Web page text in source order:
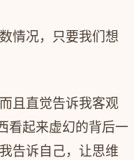
情况，只要我们想
且直觉告诉我客观
看起来虚幻的背后一
告诉自己，让思维